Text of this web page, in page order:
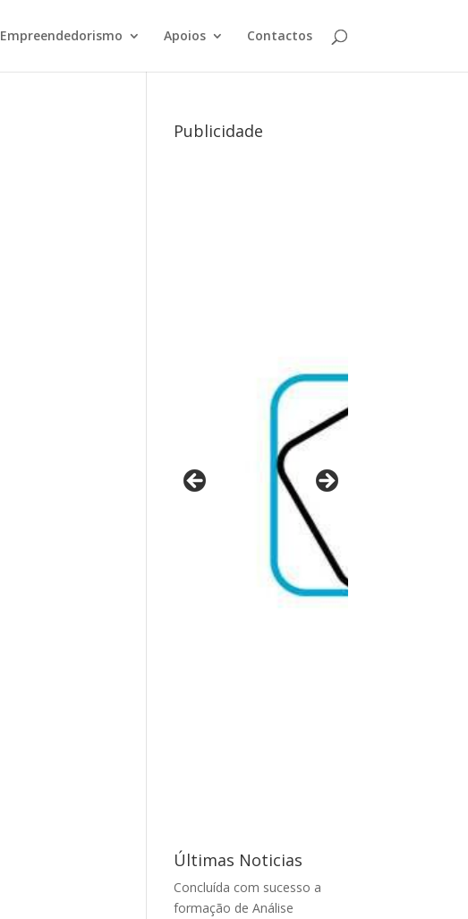
Empreendedorismo Apoios Contactos
Publicidade
Últimas Noticias
Concluída com sucesso a
formação de Análise